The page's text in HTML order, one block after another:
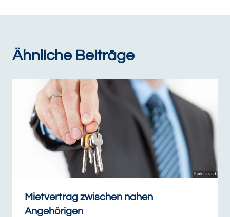
Ähnliche Beiträge
Mietvertrag zwischen nahen
Angehörigen